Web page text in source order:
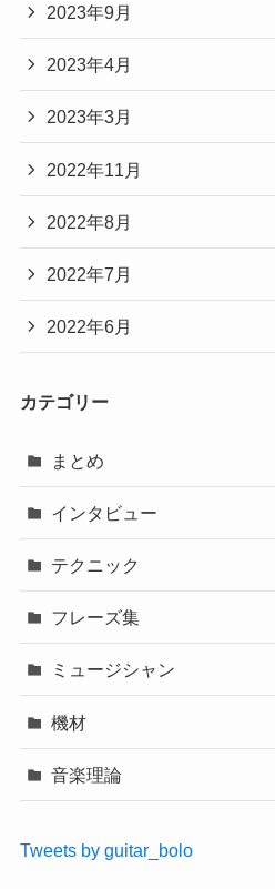
2023年9月
2023年4月
2023年3月
2022年11月
2022年8月
2022年7月
2022年6月
カテゴリー
まとめ
インタビュー
テクニック
フレーズ集
ミュージシャン
機材
音楽理論
Tweets by guitar_bolo